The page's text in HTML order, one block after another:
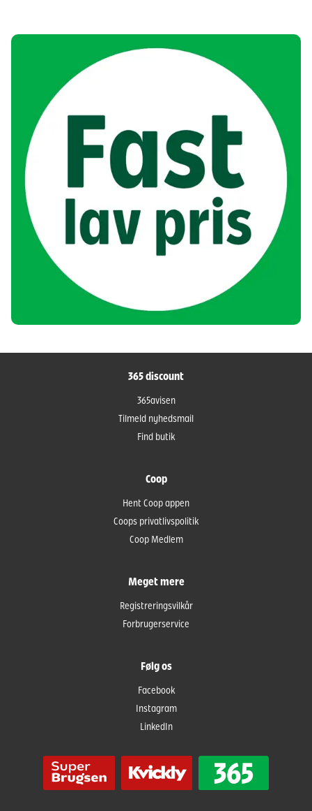
365 discount
365avisen
Tilmeld nyhedsmail
Find butik
Coop
Hent Coop appen
Coops privatlivspolitik
Coop Medlem
Meget mere
Registreringsvilkår
Forbrugerservice
Følg os
Facebook
Instagram
LinkedIn